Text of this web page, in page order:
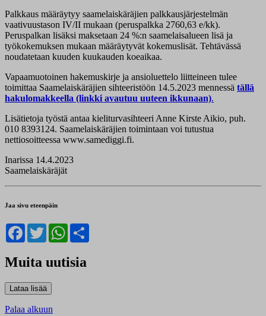
Palkkaus määräytyy saamelaiskäräjien palkkausjärjestelmän
vaativuustason IV/II mukaan (peruspalkka 2760,63 e/kk).
Peruspalkan lisäksi maksetaan 24 %:n saamelaisalueen lisä ja
työkokemuksen mukaan määräytyvät kokemuslisät. Tehtävässä
noudatetaan kuuden kuukauden koeaikaa.
Vapaamuotoinen hakemuskirje ja ansioluettelo liitteineen tulee
toimittaa Saamelaiskäräjien sihteeristöön 14.5.2023 mennessä tällä
hakulomakkeella (linkki avautuu uuteen ikkunaan).
Lisätietoja työstä antaa kieliturvasihteeri Anne Kirste Aikio, puh.
010 8393124. Saamelaiskäräjien toimintaan voi tutustua
nettiosoitteessa www.samediggi.fi.
Inarissa 14.4.2023
Saamelaiskäräjät
Jaa sivu eteenpäin
Facebook
TwitterWhatsApp
Muita uutisia
Palaa alkuun